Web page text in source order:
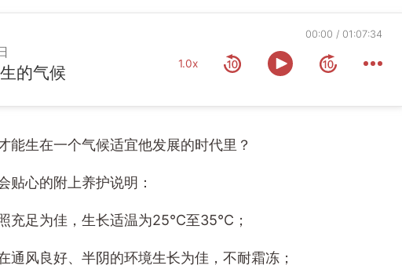
的气候 1.0x
00:00 01:07:34
能生在一个气候适宜他发展的时代里？
贴心的附上养护说明：
充足为佳，生长适温为25℃至35℃；
通风良好、半阴的环境生长为佳，不耐霜冻；